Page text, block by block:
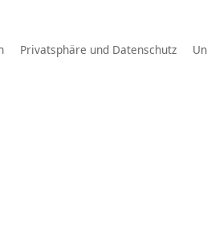
Privatsphäre und Datenschutz